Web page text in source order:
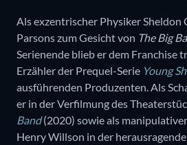
Als exzentrischer Physiker Sheldon
Parsons zum Gesicht von The Big
Serienende blieb er dem Franchise
Erzähler der Prequel-Serie Young
ausführenden Produzenten. Als
er in der Verfilmung des
Band(2020) sowie als
Henry Willson in der